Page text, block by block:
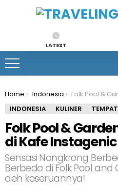
LATEST
You are here:
Home Indonesia
Folk Pool & Gardens, Nyantai Asik di Kafe
INDONESIA
KULINER
Folk Pool &
di Kafe
Sensasi Nongkrong
Berbeda di Folk Pool and
deh keseruannya!